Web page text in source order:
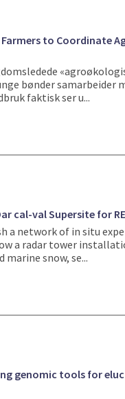
Farmers to
bønder
faktisk ser u...
cal-val Supersite for
a network of in situ
a radar tower
snow, se...
genomic tools for